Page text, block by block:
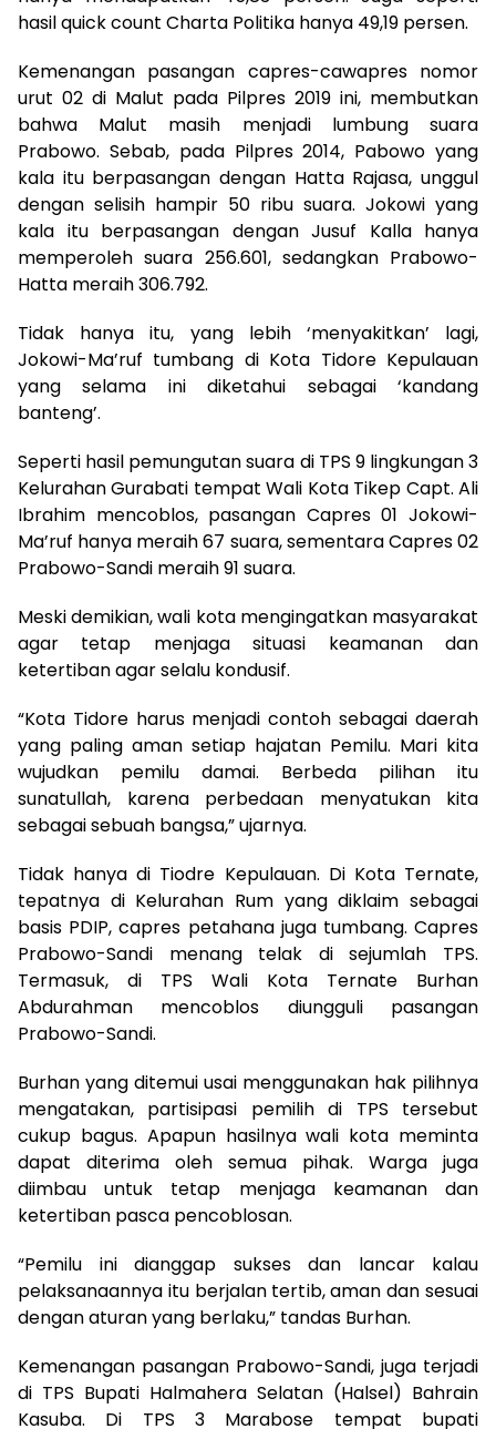
hasil quick count Charta Politika hanya 49,19 persen.
Kemenangan pasangan capres-cawapres nomor
urut 02 di Malut pada Pilpres 2019 ini, membutkan
bahwa Malut masih menjadi lumbung suara
Prabowo. Sebab, pada Pilpres 2014, Pabowo yang
kala itu berpasangan dengan Hatta Rajasa, unggul
dengan selisih hampir 50 ribu suara. Jokowi yang
kala itu berpasangan dengan Jusuf Kalla hanya
memperoleh suara 256.601, sedangkan Prabowo-
Hatta meraih 306.792.
Tidak hanya itu, yang lebih ‘menyakitkan’ lagi,
Jokowi-Ma’ruf tumbang di Kota Tidore Kepulauan
yang selama ini diketahui sebagai ‘kandang
banteng’.
Seperti hasil pemungutan suara di TPS 9 lingkungan 3
Kelurahan Gurabati tempat Wali Kota Tikep Capt. Ali
Ibrahim mencoblos, pasangan Capres 01 Jokowi-
Ma’ruf hanya meraih 67 suara, sementara Capres 02
Prabowo-Sandi meraih 91 suara.
Meski demikian, wali kota mengingatkan masyarakat
agar tetap menjaga situasi keamanan dan
ketertiban agar selalu kondusif.
“Kota Tidore harus menjadi contoh sebagai daerah
yang paling aman setiap hajatan Pemilu. Mari kita
wujudkan pemilu damai. Berbeda pilihan itu
sunatullah, karena perbedaan menyatukan kita
sebagai sebuah bangsa,” ujarnya.
Tidak hanya di Tiodre Kepulauan. Di Kota Ternate,
tepatnya di Kelurahan Rum yang diklaim sebagai
basis PDIP, capres petahana juga tumbang. Capres
Prabowo-Sandi menang telak di sejumlah TPS.
Termasuk, di TPS Wali Kota Ternate Burhan
Abdurahman mencoblos diungguli pasangan
Prabowo-Sandi.
Burhan yang ditemui usai menggunakan hak pilihnya
mengatakan, partisipasi pemilih di TPS tersebut
cukup bagus. Apapun hasilnya wali kota meminta
dapat diterima oleh semua pihak. Warga juga
diimbau untuk tetap menjaga keamanan dan
ketertiban pasca pencoblosan.
“Pemilu ini dianggap sukses dan lancar kalau
pelaksanaannya itu berjalan tertib, aman dan sesuai
dengan aturan yang berlaku,” tandas Burhan.
Kemenangan pasangan Prabowo-Sandi, juga terjadi
di TPS Bupati Halmahera Selatan (Halsel) Bahrain
Kasuba. Di TPS 3 Marabose tempat bupati